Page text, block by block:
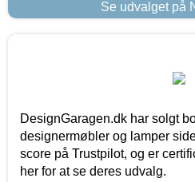
Se udvalget på
DesignGaragen.dk har solgt
designermøbler og lamper
score på Trustpilot, og er
her for at se deres udvalg.